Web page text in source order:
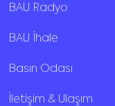
BAU Radyo
BAU İhale
Basın Odası
İletişim & Ulaşım